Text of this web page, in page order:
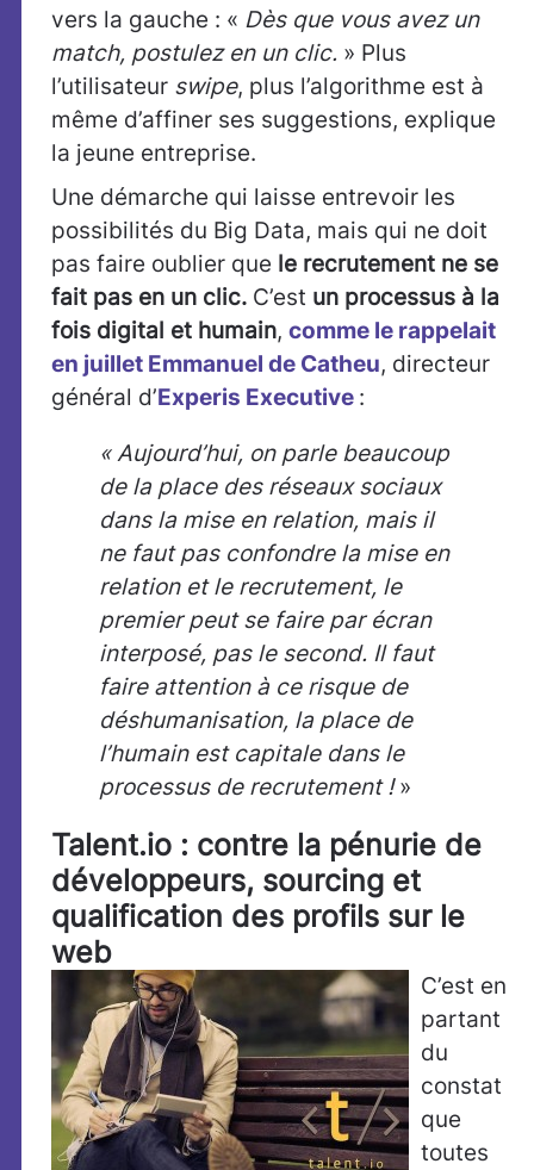
vers la gauche : « Dès que vous avez un
match, postulez en un clic. » Plus
l’utilisateur swipe, plus l’algorithme est à
même d’affiner ses suggestions, explique
la jeune entreprise.
Une démarche qui laisse entrevoir les
possibilités du Big Data, mais qui ne doit
pas faire oublier que le recrutement ne se
fait pas en un clic. C’est un processus à la
fois digital et humain, comme le rappelait
en juillet Emmanuel de Catheu, directeur
général d’Experis Executive :
« Aujourd’hui, on parle beaucoup
de la place des réseaux sociaux
dans la mise en relation, mais il
ne faut pas confondre la mise en
relation et le recrutement, le
premier peut se faire par écran
interposé, pas le second. Il faut
faire attention à ce risque de
déshumanisation, la place de
l’humain est capitale dans le
processus de recrutement !»
Talent.io : contre la pénurie de
développeurs, sourcing et
qualification des profils sur le
web
C’est en
partant
du
constat
que
toutes